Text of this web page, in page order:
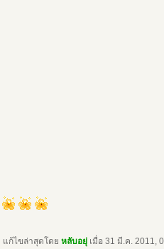
แก้ไขล่าสุดโดย หลับอยุ่ เมื่อ 31 มี.ค. 2011,